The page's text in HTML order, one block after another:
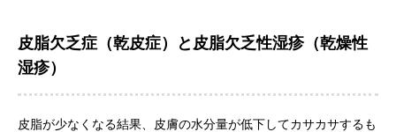
皮脂欠乏症（乾皮症）と皮脂欠乏性湿疹（乾燥性
湿疹）
皮脂が少なくなる結果、皮膚の水分量が低下してカサカサするも